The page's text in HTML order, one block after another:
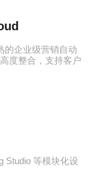
的企业级营销自动
度整合，支持客户
Studio 等模块化设